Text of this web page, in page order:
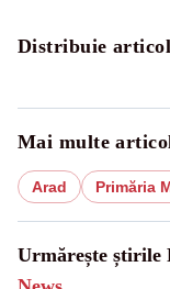
Distribuie
Mai multe
Arad Primăria
Urmărește știrile